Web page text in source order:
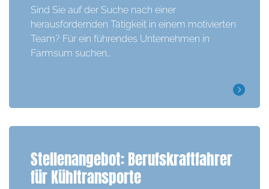
Sind Sie auf der Suche nach einer
herausfordernden Tätigkeit in einem motivierten
Team? Für ein führendes Unternehmen in
Farmsum suchen…
Stellenangebot: Berufskraftfahrer
für Kühltransporte